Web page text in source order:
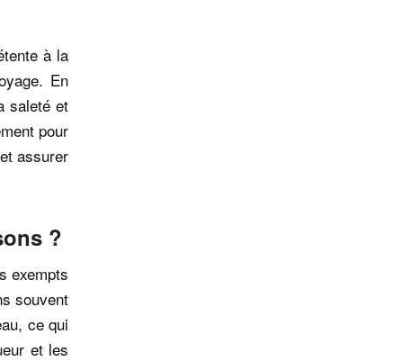
à la
En
saleté et
pour
assurer
?
exempts
souvent
ce qui
et les